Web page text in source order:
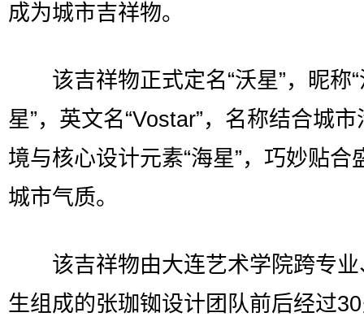
成为城市吉祥物。
该吉祥物正式定名“沃星”，昵称“
星”，英文名“Vostar”，名称结合城
境与核心设计元素“海星”，巧妙贴合
城市气质。
该吉祥物由大连艺术学院跨专业
生组成的张珈铷设计团队前后经过